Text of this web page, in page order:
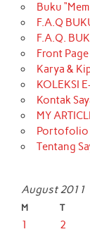
Buku
F.A.Q
F.A.Q.
Front Page
Karya &
KOLEKSI
Kontak
MY
Portofolio
Tentang
August 2011
M T
1 2